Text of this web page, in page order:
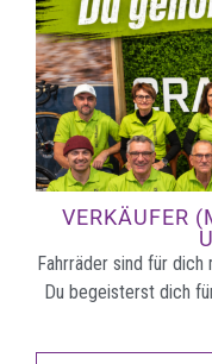
VERKÄUFER
Fahrräder sind für
Du begeisterst dich